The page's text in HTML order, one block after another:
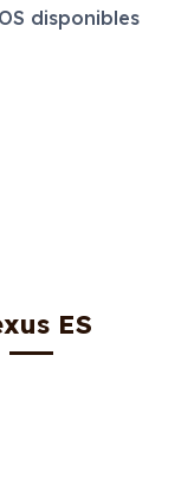
disponibles
ES